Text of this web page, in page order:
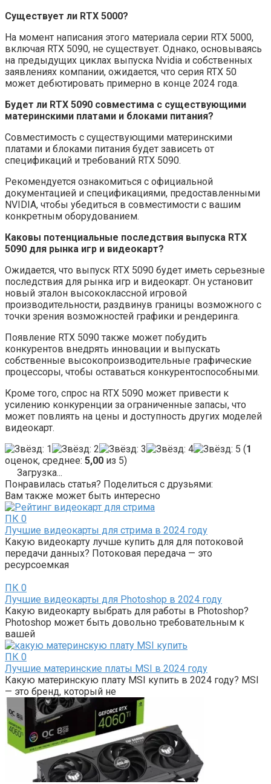
Существует ли RTX 5000?
На момент написания этого материала серии RTX 5000,
включая RTX 5090, не существует. Однако, основываясь
на предыдущих циклах выпуска Nvidia и собственных
заявлениях компании, ожидается, что серия RTX 50
может дебютировать примерно в конце 2024 года.
Будет ли RTX 5090 совместима с существующими
материнскими платами и блоками питания?
Совместимость с существующими материнскими
платами и блоками питания будет зависеть от
спецификаций и требований RTX 5090.
Рекомендуется ознакомиться с официальной
документацией и спецификациями, предоставленными
NVIDIA, чтобы убедиться в совместимости с вашим
конкретным оборудованием.
Каковы потенциальные последствия выпуска RTX
5090 для рынка игр и видеокарт?
Ожидается, что выпуск RTX 5090 будет иметь серьезные
последствия для рынка игр и видеокарт. Он установит
новый эталон высококлассной игровой
производительности, раздвинув границы возможного с
точки зрения возможностей графики и рендеринга.
Появление RTX 5090 также может побудить
конкурентов внедрять инновации и выпускать
собственные высокопроизводительные графические
процессоры, чтобы оставаться конкурентоспособными.
Кроме того, спрос на RTX 5090 может привести к
усилению конкуренции за ограниченные запасы, что
может повлиять на цены и доступность других моделей
видеокарт.
(1
оценок, среднее: 5,00 из 5)
Загрузка...
Понравилась статья? Поделиться с друзьями:
Вам также может быть интересно
ПК 0
Лучшие видеокарты для стрима в 2024 году
Какую видеокарту лучше купить для для потоковой
передачи данных? Потоковая передача — это
ресурсоемкая
ПК 0
Лучшие видеокарты для Photoshop в 2024 году
Какую видеокарту выбрать для работы в Photoshop?
Photoshop может быть довольно требовательным к
вашей
ПК 0
Лучшие материнские платы MSI в 2024 году
Какую материнскую плату MSI купить в 2024 году? MSI
— это бренд, который не